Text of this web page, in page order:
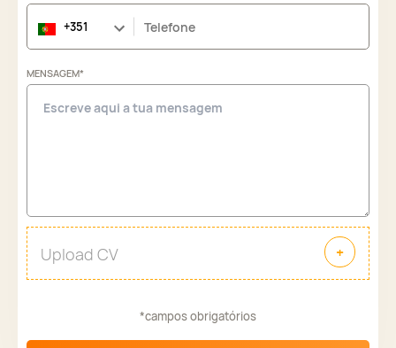
MENSAGEM*
*campos obrigatórios